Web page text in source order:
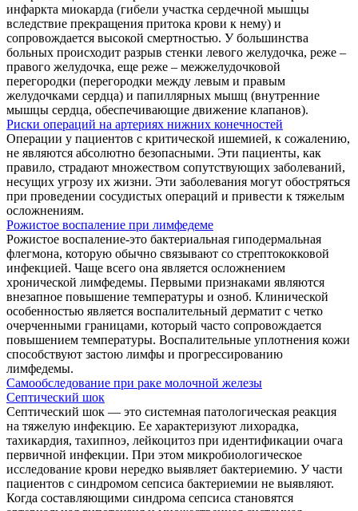
инфаркта миокарда (гибели участка сердечной мышцы
вследствие прекращения притока крови к нему) и
сопровождается высокой смертностью. У большинства
больных происходит разрыв стенки левого желудочка, реже –
правого желудочка, еще реже – межжелудочковой
перегородки (перегородки между левым и правым
желудочками сердца) и папиллярных мышц (внутренние
мышцы сердца, обеспечивающие движение клапанов).
Риски операций на артериях нижних конечностей
Операции у пациентов с критической ишемией, к сожалению,
не являются абсолютно безопасными. Эти пациенты, как
правило, страдают множеством сопутствующих заболеваний,
несущих угрозу их жизни. Эти заболевания могут обостряться
при проведении сосудистых операций и привести к тяжелым
осложнениям.
Рожистое воспаление при лимфедеме
Рожистое воспаление-это бактериальная гиподермальная
флегмона, которую обычно связывают со стрептококковой
инфекцией. Чаще всего она является осложнением
хронической лимфедемы. Первыми признаками являются
внезапное повышение температуры и озноб. Клинической
особенностью является воспалительный дерматит с четко
очерченными границами, который часто сопровождается
повышением температуры. Воспалительные уплотнения кожи
способствуют застою лимфы и прогрессированию
лимфедемы.
Самообследование при раке молочной железы
Септический шок
Септический шок — это системная патологическая реакция
на тяжелую инфекцию. Ее характеризуют лихорадка,
тахикардия, тахипноэ, лейкоцитоз при идентификации очага
первичной инфекции. При этом микробиологическое
исследование крови нередко выявляет бактериемию. У части
пациентов с синдромом сепсиса бактериемии не выявляют.
Когда составляющими синдрома сепсиса становятся